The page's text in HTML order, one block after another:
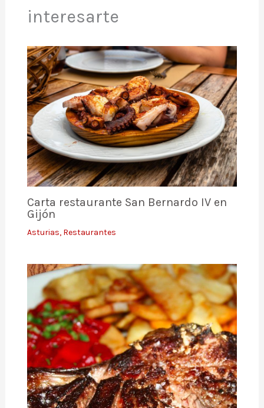
interesarte
Carta restaurante San Bernardo IV en
Gijón
Asturias, Restaurantes